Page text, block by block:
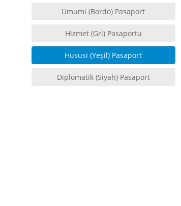
Umumi (Bordo) Pasaport
Hizmet (Gri) Pasaportu
Hususi (Yeşil) Pasaport
Diplomatik (Siyah) Pasaport